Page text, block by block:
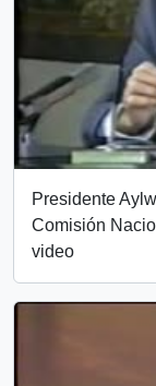
Presidente
Comisión
video